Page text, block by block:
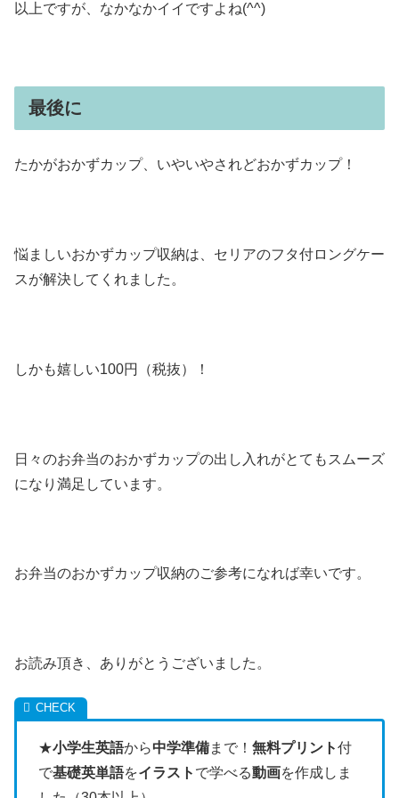
以上ですが、なかなかイイですよね(^^)
最後に
たかがおかずカップ、いやいやされどおかずカップ！
悩ましいおかずカップ収納は、セリアのフタ付ロングケー
スが解決してくれました。
しかも嬉しい100円（税抜）！
日々のお弁当のおかずカップの出し入れがとてもスムーズ
になり満足しています。
お弁当のおかずカップ収納のご参考になれば幸いです。
お読み頂き、ありがとうございました。
★小学生英語から中学準備まで！ 無料プリント付
で基礎英単語をイラスト で学べる動画を作成しま